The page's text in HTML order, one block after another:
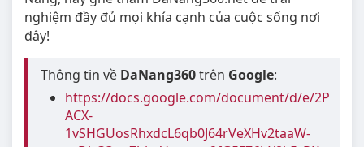
nghiệm đầy đủ mọi khía cạnh của cuộc sống nơi
đây!
Thông tin về DaNang360trên Google:
https://docs.google.com/document/d/e/2P
ACX-
1vSHGUosRhxdcL6qb0J64rVeXHv2taaW-